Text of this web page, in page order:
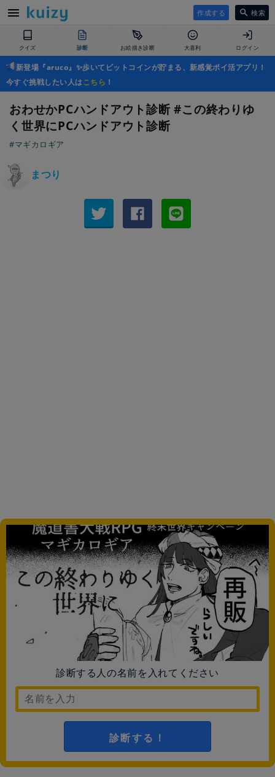
作成する 検索
クイズ 診断 お絵描き診断 大喜利 ログイン
新登場『aruco』✨歩いてビットコインが貯まる、新感覚ポイ活アプリ！
今すぐ挑戦したい人はこちら ！
おわせかPCハンドアウト診断 #この終わりゆ
く世界にPCハンドアウト診断
#マギカロギア
まつり
診断する人の名前を入れてください
診断する！